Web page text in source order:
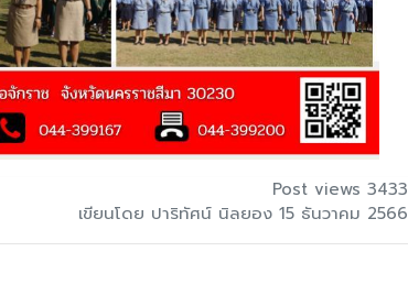
Post views 3433
เขียนโดย ปาริทัศน์ นิลยอง 15 ธันวาคม 2566